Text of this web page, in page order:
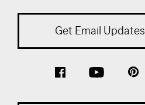
Get Email Updates